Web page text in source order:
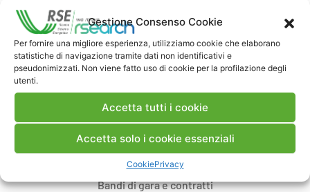
Gestione Consenso Cookie
Per fornire una migliore esperienza, utilizziamo cookie che elaborano
statistiche di navigazione tramite dati non identificativi e
pseudonimizzati. Non viene fatto uso di cookie per la profilazione degli
utenti.
Accetta tutti i cookie
Accetta solo i cookie essenziali
CookiePrivacy
Contatti
Note Legali
Dove siamo
Bandi di gara e contratti